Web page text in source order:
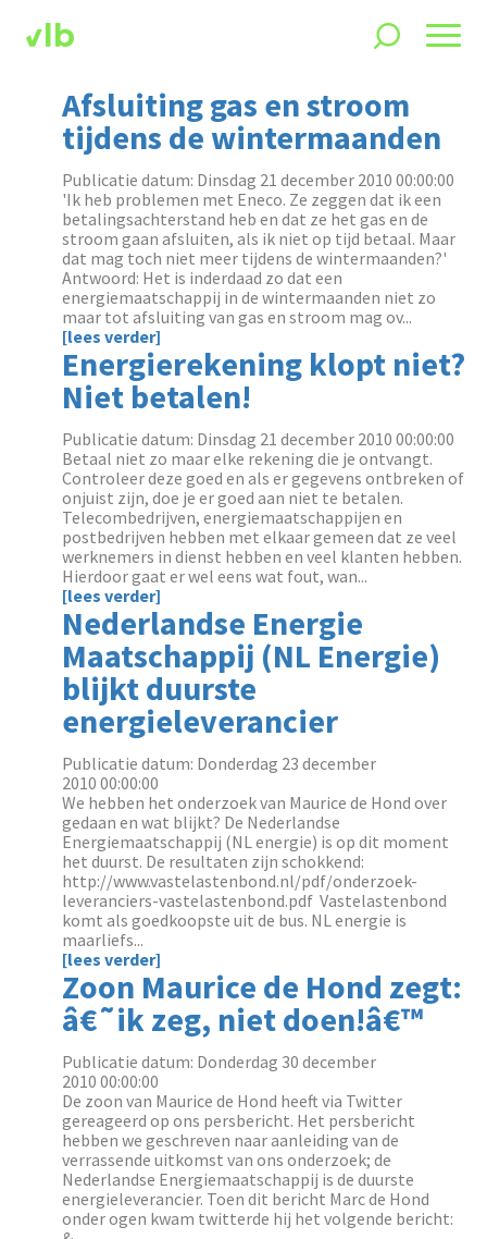
Afsluiting gas en stroom
tijdens de wintermaanden
Publicatie datum: Dinsdag 21 december 2010 00:00:00
'Ik heb problemen met Eneco. Ze zeggen dat ik een
betalingsachterstand heb en dat ze het gas en de
stroom gaan afsluiten, als ik niet op tijd betaal. Maar
dat mag toch niet meer tijdens de wintermaanden?'
Antwoord: Het is inderdaad zo dat een
energiemaatschappij in de wintermaanden niet zo
maar tot afsluiting van gas en stroom mag ov...
[lees verder]
Energierekening klopt niet?
Niet betalen!
Publicatie datum: Dinsdag 21 december 2010 00:00:00
Betaal niet zo maar elke rekening die je ontvangt.
Controleer deze goed en als er gegevens ontbreken of
onjuist zijn, doe je er goed aan niet te betalen.
Telecombedrijven, energiemaatschappijen en
postbedrijven hebben met elkaar gemeen dat ze veel
werknemers in dienst hebben en veel klanten hebben.
Hierdoor gaat er wel eens wat fout, wan...
[lees verder]
Nederlandse Energie
Maatschappij (NL Energie)
blijkt duurste
energieleverancier
Publicatie datum: Donderdag 23 december
2010 00:00:00
We hebben het onderzoek van Maurice de Hond over
gedaan en wat blijkt? De Nederlandse
Energiemaatschappij (NL energie) is op dit moment
het duurst. De resultaten zijn schokkend:
http://www.vastelastenbond.nl/pdf/onderzoek-
leveranciers-vastelastenbond.pdf Vastelastenbond
komt als goedkoopste uit de bus. NL energie is
maarliefs...
[lees verder]
Zoon Maurice de Hond zegt:
â€˜ik zeg, niet doen!â€™
Publicatie datum: Donderdag 30 december
2010 00:00:00
De zoon van Maurice de Hond heeft via Twitter
gereageerd op ons persbericht. Het persbericht
hebben we geschreven naar aanleiding van de
verrassende uitkomst van ons onderzoek; de
Nederlandse Energiemaatschappij is de duurste
energieleverancier. Toen dit bericht Marc de Hond
onder ogen kwam twitterde hij het volgende bericht: